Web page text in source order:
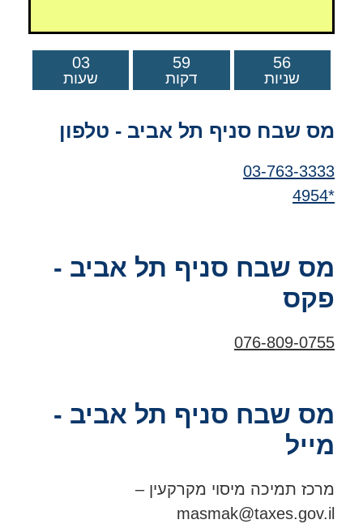
03
שעות
59
דקות
55
שניות
מס שבח סניף תל אביב - טלפון
03-763-3333
*4954
מס שבח סניף תל אביב -
פקס
076-809-0755
מס שבח סניף תל אביב -
מייל
מרכז תמיכה מיסוי מקרקעין –
masmak@taxes.gov.il